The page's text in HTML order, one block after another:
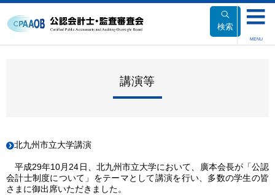
文
検索
MENU
講演等
北九州市立大学講演
平成29年10月24日、北九州市立大学において、廣本会長が「公認
会計士制度について」をテーマとして講演を行い、多数の学生の皆
さまに御出席いただきました。